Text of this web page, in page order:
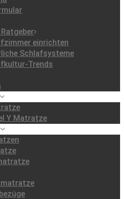
einrichten
Schlafsysteme
Trends
Y Matratze